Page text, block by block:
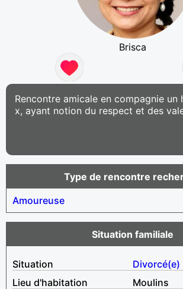
Brisca
Rencontre amicale en compagnie un
x, ayant notion du respect et des
Type de rencontre
Amoureuse
Situation familiale
Situation
Divorcé(e)
Lieu d'habitation
Moulins